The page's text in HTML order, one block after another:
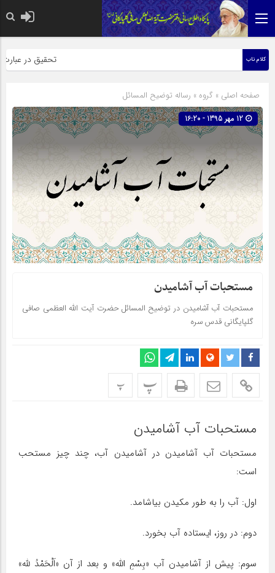
کلام ناب تحقیق در عبارت
صفحه اصلی » گروه » رساله توضیح المسائل
مستحبات آب آشامیدن
مستحبات آب آشامیدن در توضیح المسائل حضرت آیت الله العظمی صافی
گلپایگانی قدس سره
پ پ
مستحبات آب آشامیدن
مستحبات آب آشامیدن در آشامیدن آب، چند چیز مستحب
است:
اول: آب را به طور مکیدن بیاشامد.
دوم: در روز، ایستاده آب بخورد.
سوم: پیش از آشامیدن آب «بِسْمِ الله» و بعد از آن «اَلْحَمْدُ لله»